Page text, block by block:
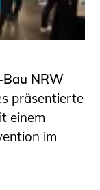
Bau NRW
präsentierte
einem
im